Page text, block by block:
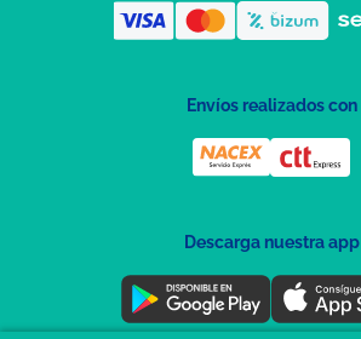
Envíos realizados con
Descarga nuestra app